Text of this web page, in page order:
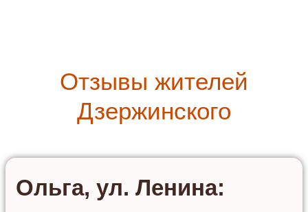
Отзывы жителей
Дзержинского
Ольга, ул. Ленина: